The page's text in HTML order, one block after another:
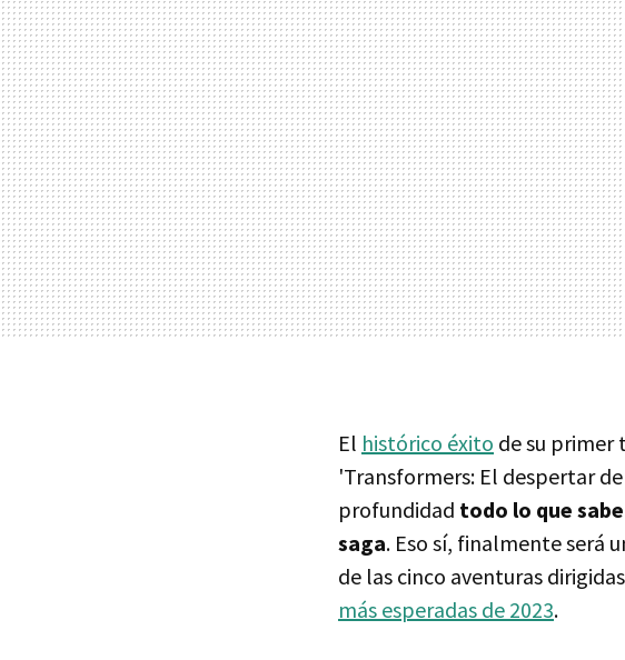
El histórico éxito de su primer
'Transformers: El despertar
profundidad todo lo que
saga. Eso sí, finalmente será
de las cinco aventuras
más esperadas de 2023.